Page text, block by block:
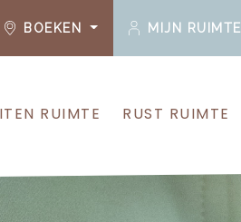
BOEKEN MIJN RUIMTE
RUIMTE RUST RUIMTE